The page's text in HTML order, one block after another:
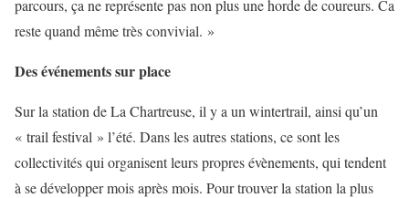
parcours, ça ne représente pas non plus une horde de coureurs. Ca
reste quand même très convivial. »
Des événements sur place
Sur la station de La Chartreuse, il y a un wintertrail, ainsi qu’un
« trail festival » l’été. Dans les autres stations, ce sont les
collectivités qui organisent leurs propres évènements, qui tendent
à se développer mois après mois. Pour trouver la station la plus